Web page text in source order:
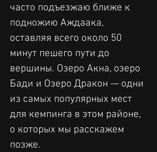
часто подъезжаю ближе к
подножию Аждаака,
оставляя всего около 50
минут пешего пути до
вершины. Озеро Акна, озеро
Бади и Озеро Дракон — одни
из самых популярных мест
для кемпинга в этом районе,
о которых мы расскажем
позже.